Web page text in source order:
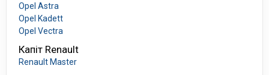
Opel Astra
Opel Kadett
Opel Vectra
Капіт Renault
Renault Master